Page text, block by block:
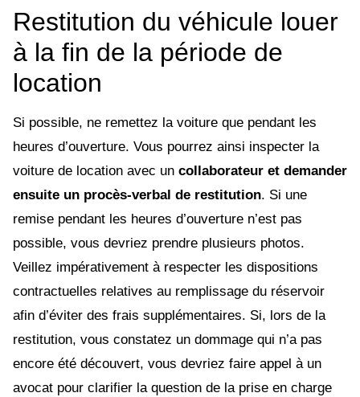
Restitution du véhicule louer
à la fin de la période de
location
Si possible, ne remettez la voiture que pendant les
heures d’ouverture. Vous pourrez ainsi inspecter la
voiture de location avec un collaborateur et demander
ensuite un procès-verbal de restitution. Si une
remise pendant les heures d’ouverture n’est pas
possible, vous devriez prendre plusieurs photos.
Veillez impérativement à respecter les dispositions
contractuelles relatives au remplissage du réservoir
afin d’éviter des frais supplémentaires. Si, lors de la
restitution, vous constatez un dommage qui n’a pas
encore été découvert, vous devriez faire appel à un
avocat pour clarifier la question de la prise en charge